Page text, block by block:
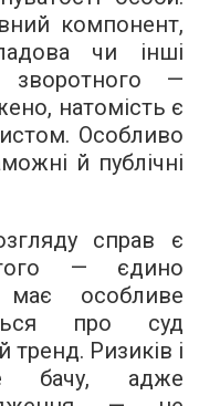
компонент,
чи інші
—
натомість є
Особливо
й публічні
справ є
— єдино
має особливе
про суд
Ризиків і
бачу, адже